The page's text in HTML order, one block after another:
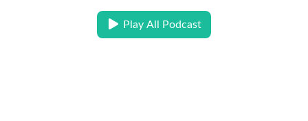
Play All Podcast